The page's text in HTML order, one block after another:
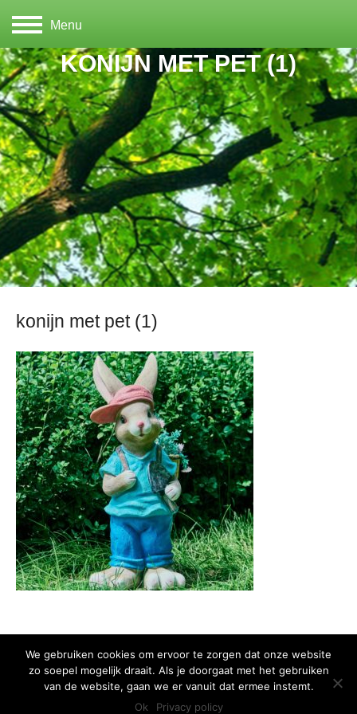
Menu
KONIJN MET PET (1)
konijn met pet (1)
Copyright 2015 Huis van het Kind - Alle rechten voorbehouden -Privacy
Ontwikkeld door Best4u Group B.V.B.A
We gebruiken cookies om ervoor te zorgen dat onze website
zo soepel mogelijk draait. Als je doorgaat met het gebruiken
van de website, gaan we er vanuit dat ermee instemt.
Ok
Privacy policy